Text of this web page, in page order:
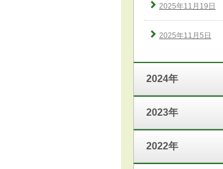
2025年11月19日
2025年11月5日
2024年
2023年
2022年